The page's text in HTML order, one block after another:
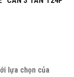
lựa chọn của